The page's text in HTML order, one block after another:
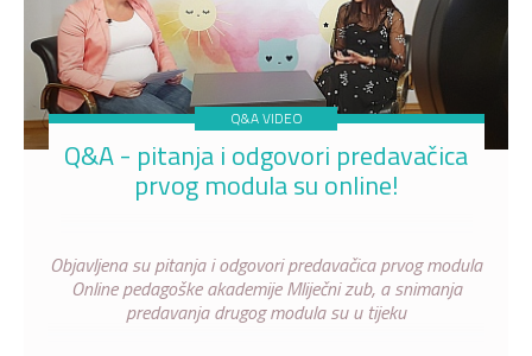
Q&A VIDEO
Q&A - pitanja i odgovori predavačica
prvog modula su online!
Objavljena su pitanja i odgovori predavačica prvog modula
Online pedagoške akademije Mliječni zub, a snimanja
predavanja drugog modula su u tijeku